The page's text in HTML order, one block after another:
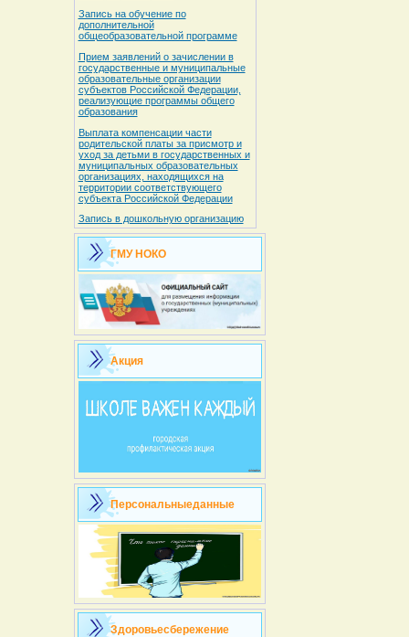
Запись на обучение по
дополнительной
общеобразовательной программе
Прием заявлений о зачислении в
государственные и муниципальные
образовательные организации
субъектов Российской Федерации,
реализующие программы общего
образования
Выплата компенсации части
родительской платы за присмотр и
уход за детьми в государственных и
муниципальных образовательных
организациях, находящихся на
территории соответствующего
субъекта Российской Федерации
Запись в дошкольную организацию
ГМУ НОКО
Акция
Персональныеданные
Здоровьесбережение